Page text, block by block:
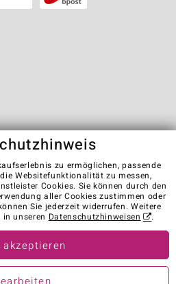
Cookies
Impressum
Vertrag widerrufen
in other countries:
(ein Tochterunternehmen der elumeo
zu ermöglichen, passende
Websitefunktionalität zu messen,
Cookies. Sie können durch den
aller Cookies zustimmen oder
Sie jederzeit widerrufen. Weitere
unseren Datenschutzhinweisen .